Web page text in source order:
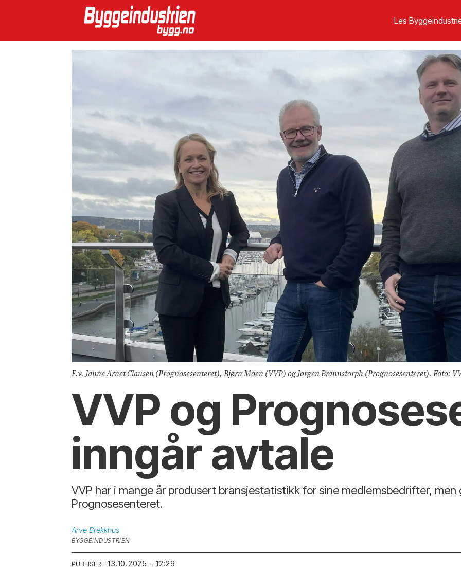
Les
F.v. Janne Arnet Clausen (Prognosesenteret), Bjørn Moen (VVP) og Jørgen Brannstorph (Prognosesenteret). Foto:
VVP og
inngår avtale
VVP har i mange år produsert bransjestatistikk for sine medlemsbedrifter, men
Prognosesenteret.
Arve Brekkhus
BYGGEINDUSTRIEN
PUBLISERT 13.10.2025 - 12:29